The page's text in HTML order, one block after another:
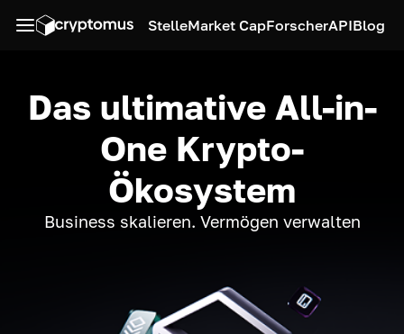
StelleMarket CapForscherAPIBlog
Das ultimative All-in-
One Krypto-
Ökosystem
Business skalieren. Vermögen verwalten